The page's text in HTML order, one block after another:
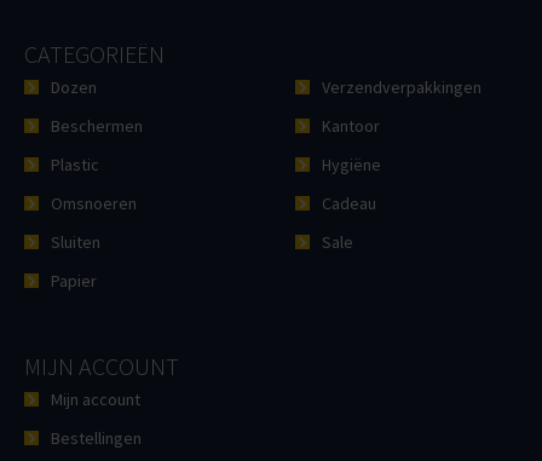
CATEGORIEËN
Dozen
Beschermen
Plastic
Omsnoeren
Sluiten
Papier
Verzendverpakkingen
Kantoor
Hygiëne
Cadeau
Sale
MIJN ACCOUNT
Mijn account
Bestellingen